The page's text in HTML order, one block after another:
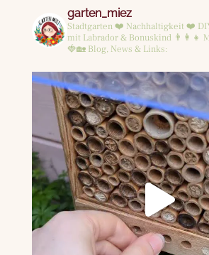
garten_miez
Stadtgarten ❤️ Nachhaltigkeit ❤️
mit Labrador & Bonuskind 👨‍👩‍👧
🍓🏡Blog, News & Links: